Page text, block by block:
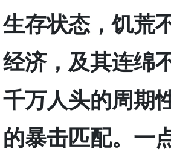
生存状态，饥荒
经济，及其连绵
千万人头的周期
的暴击匹配。一